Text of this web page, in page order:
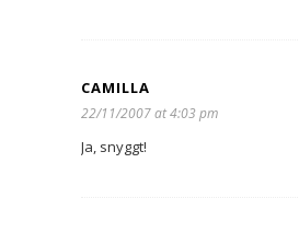
CAMILLA
22/11/2007 at 4:03 pm
Ja, snyggt!